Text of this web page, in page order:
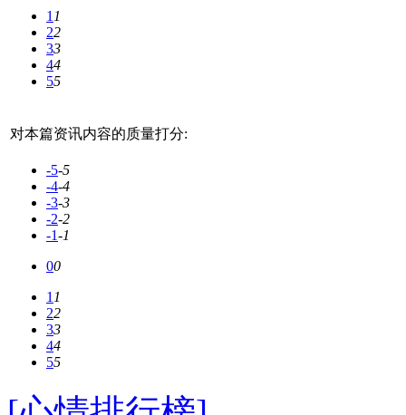
11
22
33
44
55
对本篇资讯内容的质量打分:
-5-5
-4-4
-3-3
-2-2
-1-1
00
11
22
33
44
55